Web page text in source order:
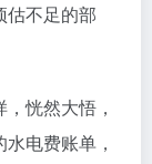
估不足的部
恍然大悟，
电费账单，